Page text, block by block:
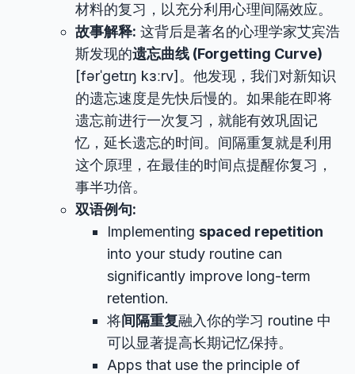
材料的复习，以充分利用心理间隔效应。
故事解释: 这背后是著名的心理学家艾宾浩
斯发现的遗忘曲线 (Forgetting Curve)
[fərˈɡetɪŋ kɜːrv]。他发现，我们对新知识
的遗忘速度是先快后慢的。如果能在即将
遗忘前进行一次复习，就能有效巩固记
忆，延长遗忘的时间。间隔重复就是利用
这个原理，在最佳的时间点提醒你复习，
事半功倍。
双语例句:
Implementing spaced repetition
into your study routine can
significantly improve long-term
retention.
将间隔重复融入你的学习 routine 中
可以显著提高长期记忆保持。
Apps that use the principle of